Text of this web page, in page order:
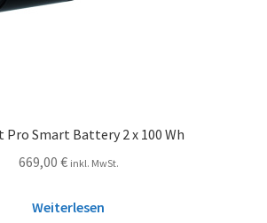
Pro Smart Battery 2 x 100 Wh
669,00 € inkl. MwSt.
Weiterlesen